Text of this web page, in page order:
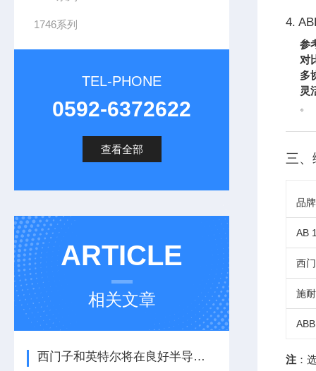
1746系列
TEL-PHONE
0592-6372622
查看全部
ARTICLE
相关文章
西门子和英特尔将在良好半导体制造领域展开合作
4.
参
对
多
灵
。
三、
品
AB
西
施
注 ：